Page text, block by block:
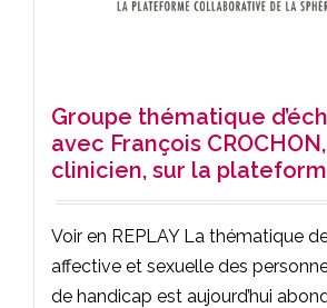
Groupe thématique
avec François
clinicien, sur la
Voir en REPLAY La thématique
affective et sexuelle des
de handicap est aujourd’hui